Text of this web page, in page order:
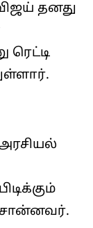
தனது
சொன்னவர்.